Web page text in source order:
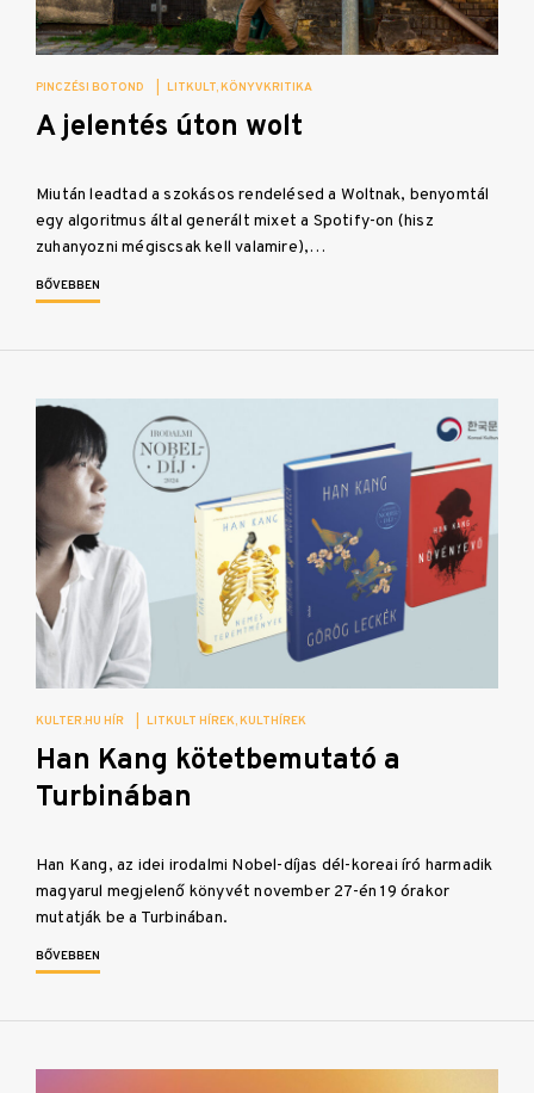
PINCZÉSI BOTOND LITKULT KÖNYVKRITIKA
A jelentés úton wolt
Miután leadtad a szokásos rendelésed a Woltnak, benyomtál
egy algoritmus által generált mixet a Spotify-on (hisz
zuhanyozni mégiscsak kell valamire),…
BŐVEBBEN
KULTER.HU HÍR LITKULT HÍREK KULTHÍREK
Han Kang kötetbemutató a
Turbinában
Han Kang, az idei irodalmi Nobel-díjas dél-koreai író harmadik
magyarul megjelenő könyvét november 27-én 19 órakor
mutatják be a Turbinában.
BŐVEBBEN